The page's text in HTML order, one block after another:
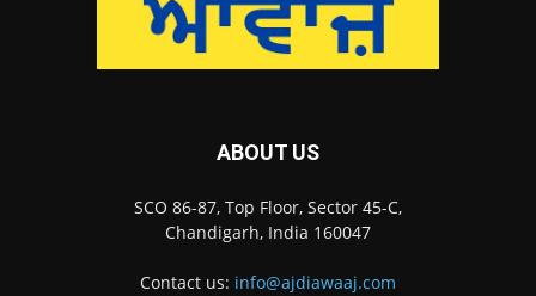
ABOUT US
SCO 86-87, Top Floor, Sector 45-C,
Chandigarh, India 160047
Contact us: info@ajdiawaaj.com